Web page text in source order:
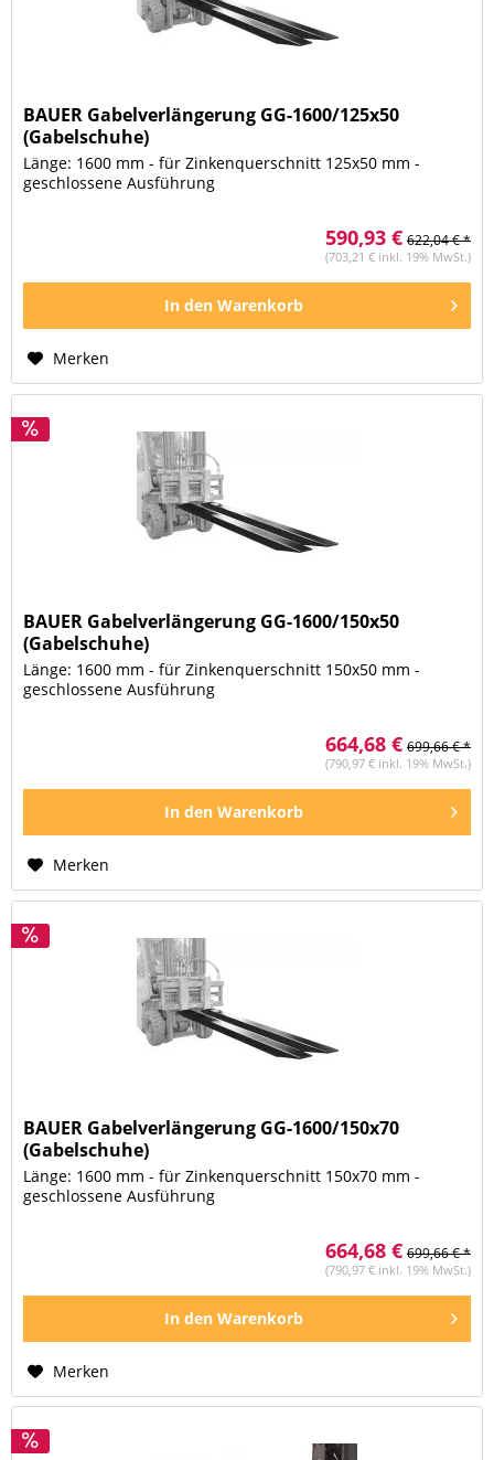
BAUER Gabelverlängerung GG-1600/125x50
(Gabelschuhe)
Länge: 1600 mm - für Zinkenquerschnitt 125x50 mm -
geschlossene Ausführung
590,93 € 622,04 € *
(703,21 € inkl. 19% MwSt.)
In den Warenkorb
Merken
BAUER Gabelverlängerung GG-1600/150x50
(Gabelschuhe)
Länge: 1600 mm - für Zinkenquerschnitt 150x50 mm -
geschlossene Ausführung
664,68 € 699,66 € *
(790,97 € inkl. 19% MwSt.)
In den Warenkorb
Merken
BAUER Gabelverlängerung GG-1600/150x70
(Gabelschuhe)
Länge: 1600 mm - für Zinkenquerschnitt 150x70 mm -
geschlossene Ausführung
664,68 € 699,66 € *
(790,97 € inkl. 19% MwSt.)
In den Warenkorb
Merken